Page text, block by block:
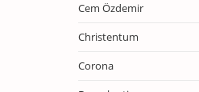
Cem Özdemir
Christentum
Corona